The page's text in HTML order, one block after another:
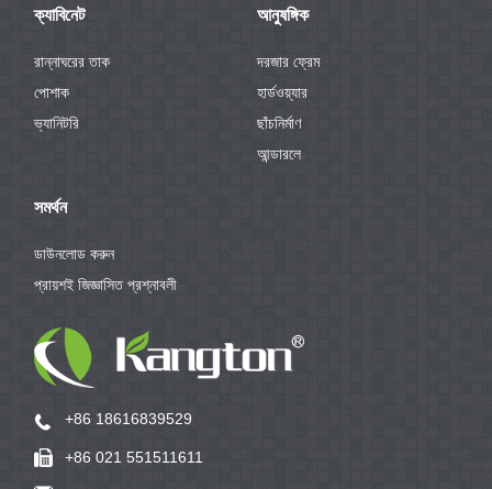
ক্যাবিনেট
রান্নাঘরের তাক
পোশাক
ভ্যানিটরি
আনুষঙ্গিক
দরজার ফ্রেম
হার্ডওয়্যার
ছাঁচনির্মাণ
আন্ডারলে
সমর্থন
ডাউনলোড করুন
প্রায়শই জিজ্ঞাসিত প্রশ্নাবলী
+86 18616839529
+86 021 551511611